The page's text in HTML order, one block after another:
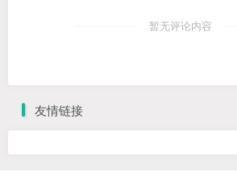
暂无评论内容
友情链接